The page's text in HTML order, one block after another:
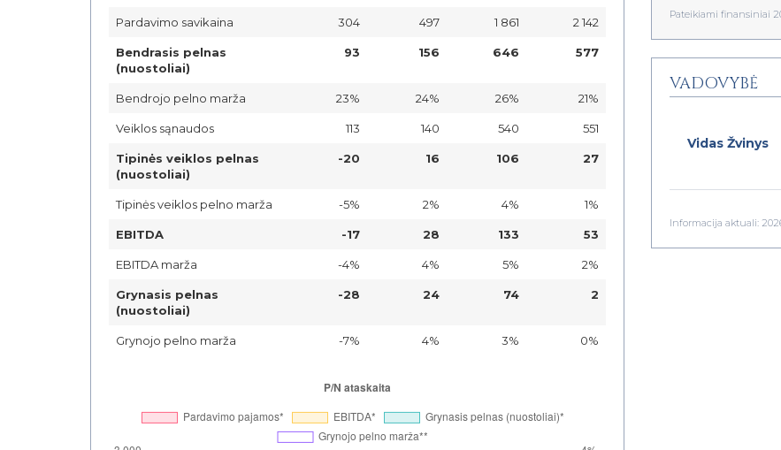
Pardavimo savikaina 304 497 1 861 2 142
Bendrasis pelnas
(nuostoliai)
93 156 646 577
Bendrojo pelno marža 23% 24% 26% 21%
Veiklos sąnaudos 113 140 540 551
Tipinės veiklos pelnas
(nuostoliai)
-20 16 106 27
Tipinės veiklos pelno marža -5% 2% 4% 1%
EBITDA -17 28 133 53
EBITDA marža -4% 4% 5% 2%
Grynasis pelnas
(nuostoliai)
-28 24 74 2
Grynojo pelno marža -7% 4% 3% 0%
Pateikiami finansiniai
VADOVYBĖ
Vidas Žvinys
Informacija aktuali: